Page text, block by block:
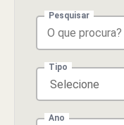
Pesquisar
Tipo
Ano